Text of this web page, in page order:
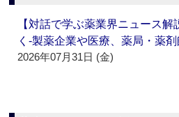
【対話で学ぶ薬業界ニュース
く‐製薬企業や医療、薬局・薬
2026年07月31日 (金)